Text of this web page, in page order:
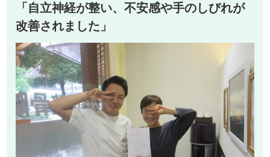
「自立神経が整い、不安感や手のしびれが
改善されました」